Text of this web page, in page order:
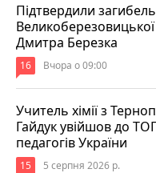
Підтвердили
Дмитра Березка
16 Вчора о 09:00
Учитель хімії з
Гайдук увійшов до
педагогів України
15 5 серпня 2026 р.